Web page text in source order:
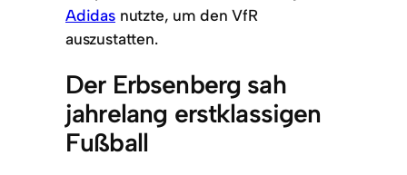
Adidasnutzte, um den VfR
auszustatten.
Der Erbsenberg sah
jahrelang erstklassigen
Fußball